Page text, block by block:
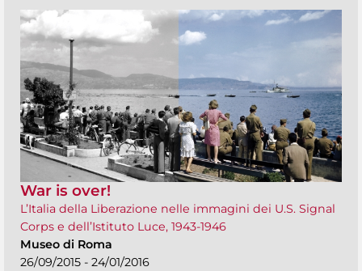
War is over!
L’Italia della Liberazione nelle immagini dei U.S. Signal
Corps e dell’Istituto Luce, 1943-1946
Museo di Roma
26/09/2015 - 24/01/2016